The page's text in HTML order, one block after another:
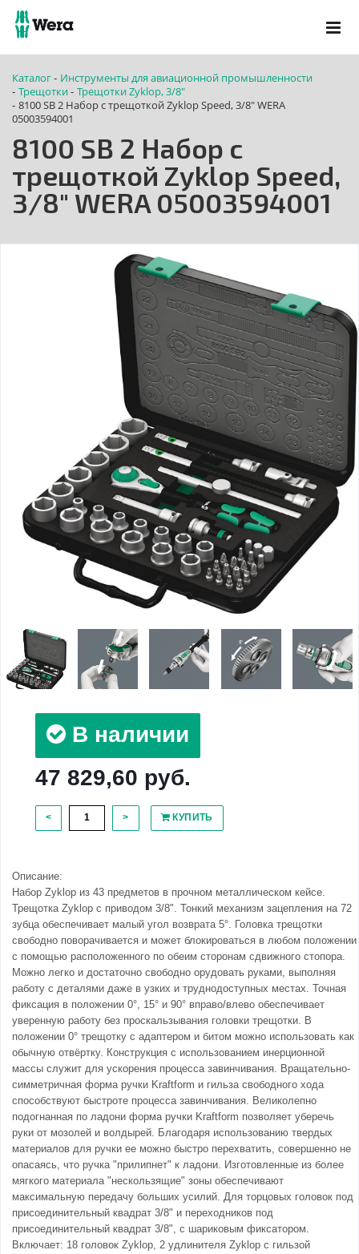
Каталог - Инструменты для авиационной промышленности
- Трещотки - Трещотки Zyklop, 3/8"
- 8100 SB 2 Набор с трещоткой Zyklop Speed, 3/8" WERA
05003594001
8100 SB 2 Набор с
трещоткой Zyklop Speed,
3/8" WERA 05003594001
В наличии
47 829,60 руб.
< > КУПИТЬ
Описание:
Набор Zyklop из 43 предметов в прочном металлическом кейсе.
Трещотка Zyklop с приводом 3/8". Тонкий механизм зацепления на 72
зубца обеспечивает малый угол возврата 5°. Головка трещотки
свободно поворачивается и может блокироваться в любом положении
с помощью расположенного по обеим сторонам сдвижного стопора.
Можно легко и достаточно свободно орудовать руками, выполняя
работу с деталями даже в узких и труднодоступных местах. Точная
фиксация в положении 0°, 15° и 90° вправо/влево обеспечивает
уверенную работу без проскальзывания головки трещотки. В
положении 0° трещотку с адаптером и битом можно использовать как
обычную отвёртку. Конструкция с использованием инерционной
массы служит для ускорения процесса завинчивания. Вращательно-
симметричная форма ручки Kraftform и гильза свободного хода
способствуют быстроте процесса завинчивания. Великолепно
подогнанная по ладони форма ручки Kraftform позволяет уберечь
руки от мозолей и волдырей. Благодаря использованию твердых
материалов для ручки ее можно быстро перехватить, совершенно не
опасаясь, что ручка "прилипнет" к ладони. Изготовленные из более
мягкого материала "нескользящие" зоны обеспечивают
максимальную передачу больших усилий. Для торцовых головок под
присоединительный квадрат 3/8" и переходников под
присоединительный квадрат 3/8", с шариковым фиксатором.
Включает: 18 головок Zyklop, 2 удлинителя Zyklop с гильзой